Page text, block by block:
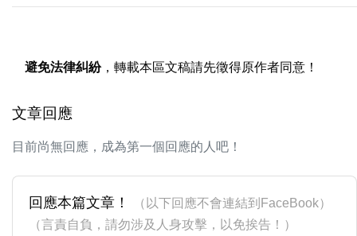
避免法律糾紛，轉載本區文稿請先徵得原作者同意！
文章回應
目前尚無回應，成為第一個回應的人吧！
回應本篇文章！
（以下回應不會連結到FaceBook）
（言責自負，請勿涉及人身攻擊，以免挨告！）